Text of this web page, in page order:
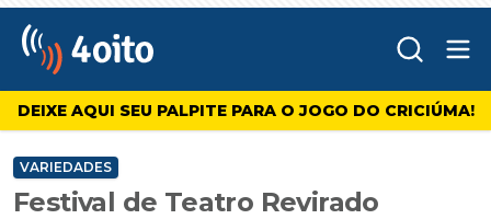
4oito
DEIXE AQUI SEU PALPITE PARA O JOGO DO CRICIÚMA!
VARIEDADES
Festival de Teatro Revirado